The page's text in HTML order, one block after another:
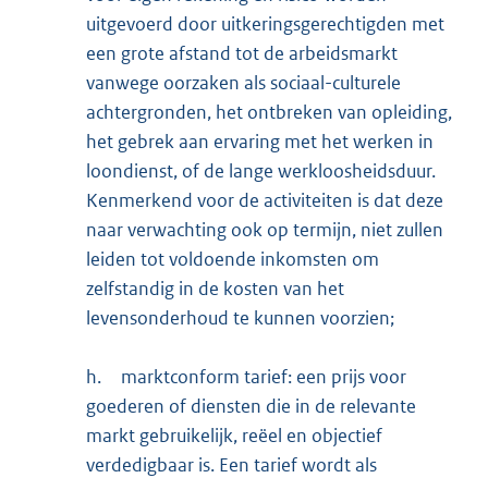
uitgevoerd door uitkeringsgerechtigden met
een grote afstand tot de arbeidsmarkt
vanwege oorzaken als sociaal-culturele
achtergronden, het ontbreken van opleiding,
het gebrek aan ervaring met het werken in
loondienst, of de lange werkloosheidsduur.
Kenmerkend voor de activiteiten is dat deze
naar verwachting ook op termijn, niet zullen
leiden tot voldoende inkomsten om
zelfstandig in de kosten van het
levensonderhoud te kunnen voorzien;
h.
marktconform tarief: een prijs voor
goederen of diensten die in de relevante
markt gebruikelijk, reëel en objectief
verdedigbaar is. Een tarief wordt als